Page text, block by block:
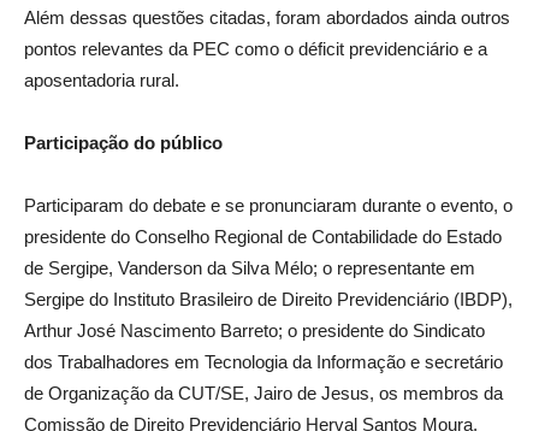
Além dessas questões citadas, foram abordados ainda outros
pontos relevantes da PEC como o déficit previdenciário e a
aposentadoria rural.
Participação do público
Participaram do debate e se pronunciaram durante o evento, o
presidente do Conselho Regional de Contabilidade do Estado
de Sergipe, Vanderson da Silva Mélo; o representante em
Sergipe do Instituto Brasileiro de Direito Previdenciário (IBDP),
Arthur José Nascimento Barreto; o presidente do Sindicato
dos Trabalhadores em Tecnologia da Informação e secretário
de Organização da CUT/SE, Jairo de Jesus, os membros da
Comissão de Direito Previdenciário Herval Santos Moura,